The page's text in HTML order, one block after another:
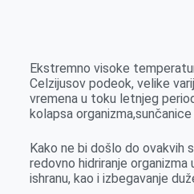
b
o
o
e
n
g
r
e
d
I
r
Ekstremno visoke
Celzijusov podeok, velike
vremena u toku letnjeg
kolapsa
Kako ne bi došlo do ovakvih
redovno hidriranje organizma
ishranu, kao i izbegavanje